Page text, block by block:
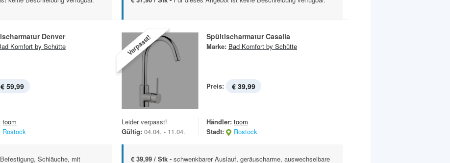
Denver
Komfort by Schütte
€ 59,99
toom
Rostock
Schläuche, mit
Verpasst! Spültischarmatur Casalla
Marke: Bad Komfort by Schütte
Preis: € 39,99
Leider verpasst!
Gültig: 04.04. - 11.04.
Händler: toom
Stadt:
Rostock
€ 39,99 / Stk - schwenkbarer Auslauf, geräuscharme, auswechselbare